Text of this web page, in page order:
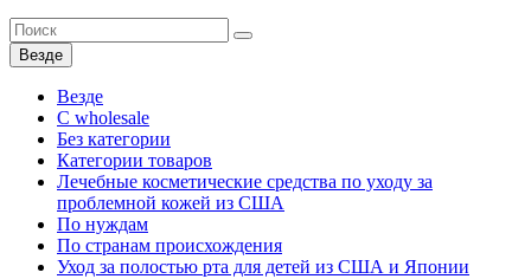
Везде
Везде
C wholesale
Без категории
Категории товаров
Лечебные косметические средства по уходу за
проблемной кожей из США
По нуждам
По странам происхождения
Уход за полостью рта для детей из США и Японии